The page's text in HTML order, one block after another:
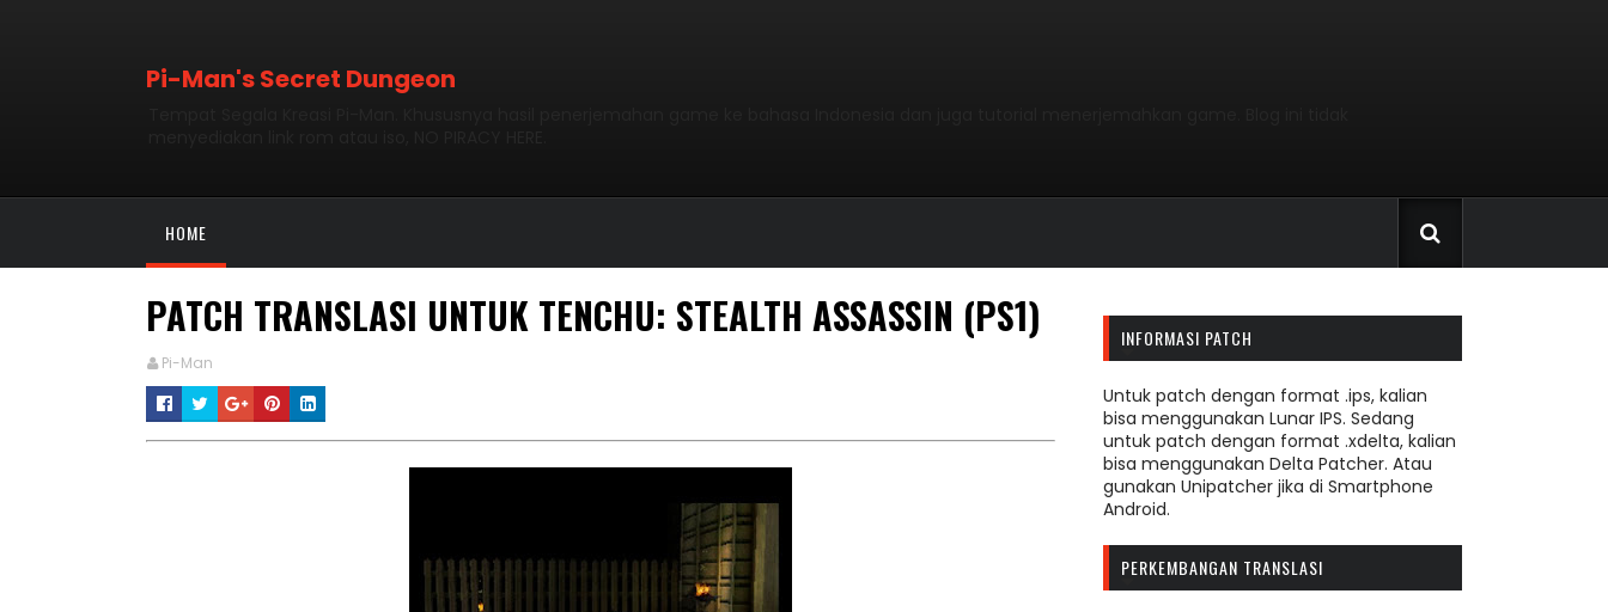
Pi-Man's Secret Dungeon
HOME
PATCH TRANSLASI UNTUK TENCHU: STEALTH ASSASSIN (PS1)
Pi-Man
INFORMASI PATCH
Untuk patch dengan format .ips, kalian
bisa menggunakan Lunar IPS. Sedang
untuk patch dengan format .xdelta, kalian
bisa menggunakan Delta Patcher. Atau
gunakan Unipatcher jika di Smartphone
Android.
PERKEMBANGAN TRANSLASI